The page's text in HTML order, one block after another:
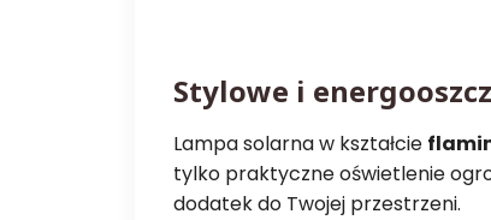
Stylowe i
Lampa solarna w kształcie
tylko praktyczne oświetlenie
dodatek do Twojej przestrzeni.